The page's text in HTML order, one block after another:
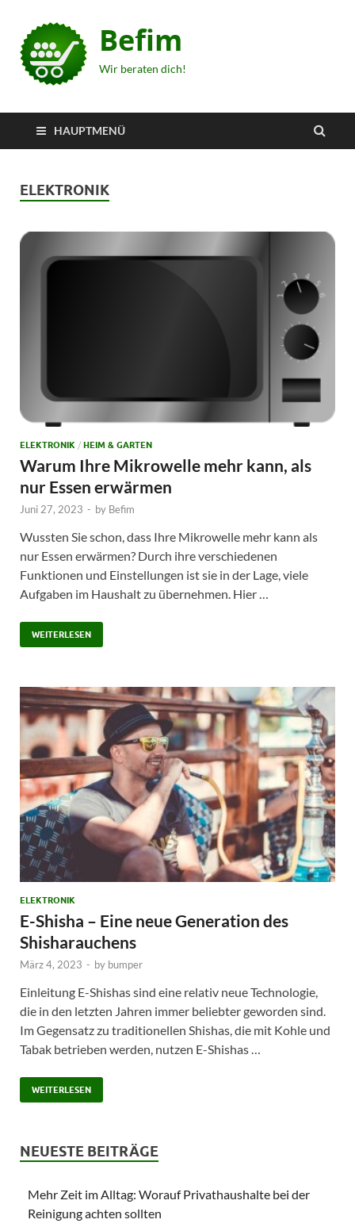
Befim
Wir beraten dich!
HAUPTMENÜ
ELEKTRONIK
ELEKTRONIK / HEIM & GARTEN
Warum Ihre Mikrowelle mehr kann, als
nur Essen erwärmen
Juni 27, 2023 - by Befim
Wussten Sie schon, dass Ihre Mikrowelle mehr kann als
nur Essen erwärmen? Durch ihre verschiedenen
Funktionen und Einstellungen ist sie in der Lage, viele
Aufgaben im Haushalt zu übernehmen. Hier …
WEITERLESEN
ELEKTRONIK
E-Shisha – Eine neue Generation des
Shisharauchens
März 4, 2023 - by bumper
Einleitung E-Shishas sind eine relativ neue Technologie,
die in den letzten Jahren immer beliebter geworden sind.
Im Gegensatz zu traditionellen Shishas, die mit Kohle und
Tabak betrieben werden, nutzen E-Shishas …
WEITERLESEN
NEUESTE BEITRÄGE
Mehr Zeit im Alltag: Worauf Privathaushalte bei der
Reinigung achten sollten